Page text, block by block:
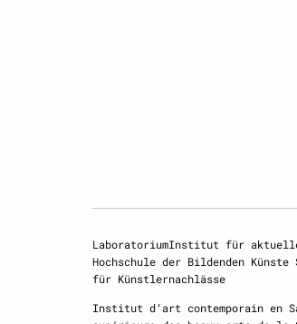
LaboratoriumInstitut für
Hochschule der Bildenden Künste
für Künstlernachlässe
Institut d‘art contemporain en